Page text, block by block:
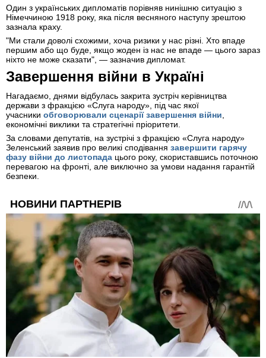
Один з українських дипломатів порівняв нинішню ситуацію з
Німеччиною 1918 року, яка після весняного наступу зрештою
зазнала краху.
"Ми стали доволі схожими, хоча ризики у нас різні. Хто впаде
першим або що буде, якщо жоден із нас не впаде — цього зараз
ніхто не може сказати", — зазначив дипломат.
Завершення війни в Україні
Нагадаємо, днями відбулась закрита зустріч керівництва
держави з фракцією «Слуга народу», під час якої
учасники обговорювали сценарії завершення війни,
економічні виклики та стратегічні пріоритети.
За словами депутатів, на зустрічі з фракцією «Слуга народу»
Зеленський заявив про великі сподівання завершити гарячу
фазу війни до листопада цього року, скориставшись поточною
перевагою на фронті, але виключно за умови надання гарантій
безпеки.